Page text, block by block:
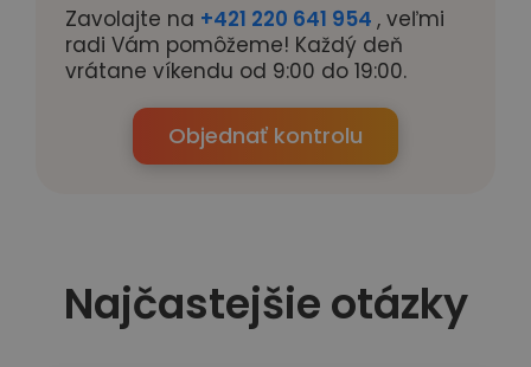
Zavolajte na +421 220 641 954 , veľmi
radi Vám pomôžeme! Každý deň
vrátane víkendu od 9:00 do 19:00.
Objednať kontrolu
Najčastejšie otázky